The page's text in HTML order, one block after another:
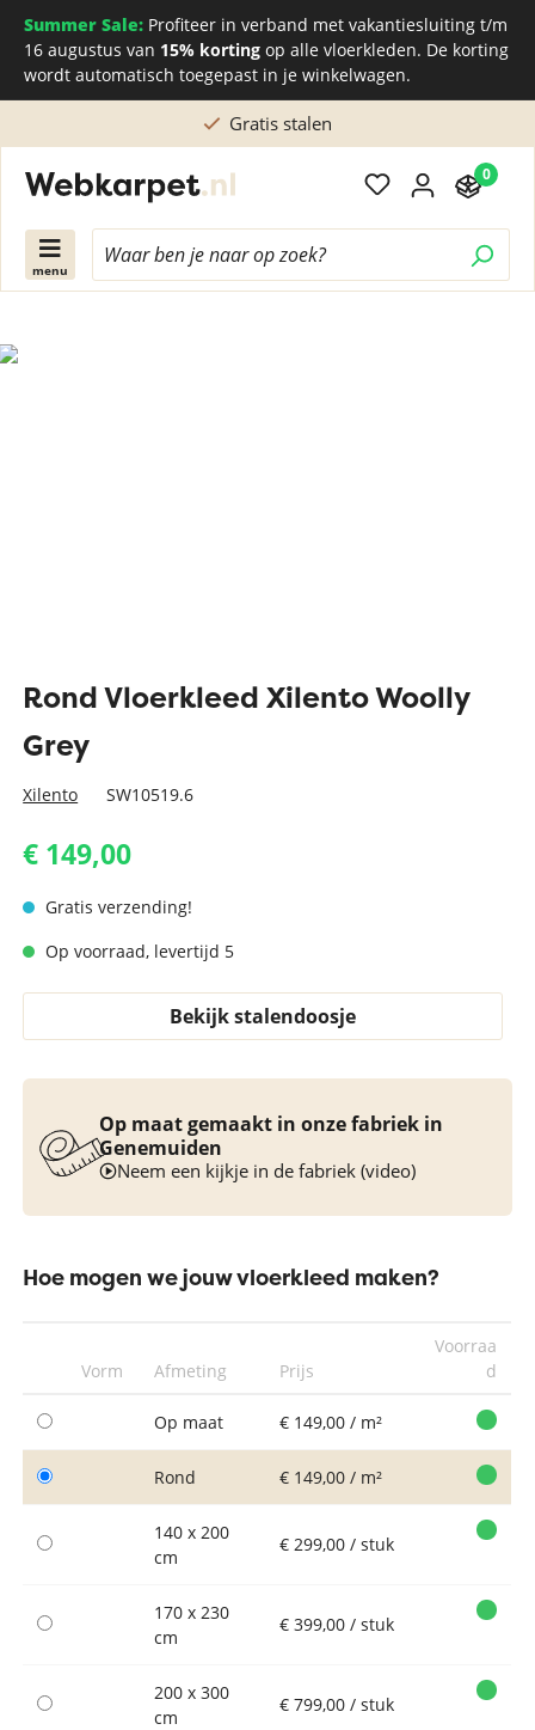
Summer Sale: Profiteer in verband met vakantiesluiting t/m
16 augustus van 15% korting op alle vloerkleden. De korting
wordt automatisch toegepast in je winkelwagen.
Gratis stalen
menu
0
Rond Vloerkleed Xilento Woolly
Grey
Xilento SW10519.6
€ 149,00
Gratis verzending!
Op voorraad, levertijd 5
Bekijk stalendoosje
Op maat gemaakt in onze fabriek in
Genemuiden
Neem een kijkje in de fabriek (video)
Hoe mogen we jouw vloerkleed maken?
Vorm Afmeting Prijs
Voorraa
d
Op maat € 149,00 / m²
Rond € 149,00 / m²
140 x 200
cm
€ 299,00 / stuk
170 x 230
cm
€ 399,00 / stuk
200 x 300
cm
€ 799,00 / stuk